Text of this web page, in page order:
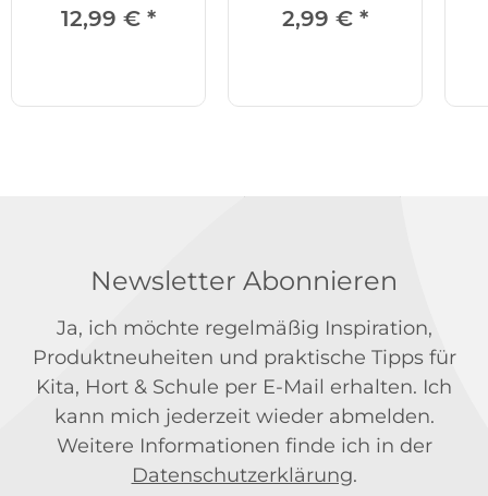
12,99 € * 2,99 € *
Newsletter Abonnieren
Ja, ich möchte regelmäßig Inspiration,
Produktneuheiten und praktische Tipps für
Kita, Hort & Schule per E-Mail erhalten. Ich
kann mich jederzeit wieder abmelden.
Weitere Informationen finde ich in der
Datenschutzerklärung.